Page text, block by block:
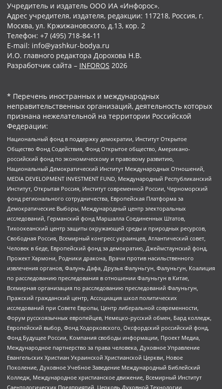
Учредитель и издатель ООО ИА «Инфорос».
Адрес учредителя, издателя, редакции: 117218, Россия, г.
Москва, ул. Кржижановского, д.13, кор. 2
Телефон: +7 (495) 718-84-11
E-mail: info@yashkur-bodya.ru
И.О. главного редактора Дорохова Н.В.
Разработчик сайта – INFOROS 2026
* Перечень иностранных и международных
неправительственных организаций, деятельность которых
признана нежелательной на территории Российской
Федерации:
Национальный фонд в поддержку демократии, Институт Открытое
Общество Фонд Содействия, Фонд Открытое общество, Американо-
российский фонд по экономическому и правовому развитию,
Национальный Демократический Институт Международных Отношений,
MEDIA DEVELOPMENT INVESTMENT FUND, Международный Республиканский
Институт, Открытая Россия, Институт современной России, Черноморский
фонд регионального сотрудничества, Европейская Платформа за
Демократические Выборы, Международный центр электоральных
исследований, Германский фонд Маршалла Соединенных Штатов,
Тихоокеанский центр защиты окружающей среды и природных ресурсов,
Свободная Россия, Всемирный конгресс украинцев, Атлантический совет,
Человек в беде, Европейский фонд за демократию, Джеймстаунский фонд,
Прожект Хармони, Родники дракона, Врачи против насильственного
извлечения органов, Фалунь Дафа, Друзья Фалуньгун, Фалуньгун, Коалиция
по расследованию преследования в отношении Фалуньгун в Китае,
Всемирная организация по расследованию преследований Фалуньгун,
Пражский гражданский центр, Ассоциация школ политических
исследований при Совете Европы, Центр либеральной современности,
Форум русскоязычных европейцев, Немецко-русский обмен, Бард колледж,
Европейский выбор, Фонд Ходорковского, Оксфордский российский фонд,
Фонд Будущее России, Компания свободы информации, Проект Медиа,
Международное партнерство за права человека, Духовное Управление
Евангельских Христиан Украинской Христианской Церкви, Новое
Поколение, Духовное Учебное Заведение Международный Библейский
Колледж, Международное христианское движение, Всемирный Институт
Саентологических Предприятий, Церковь Духовной Технологии,